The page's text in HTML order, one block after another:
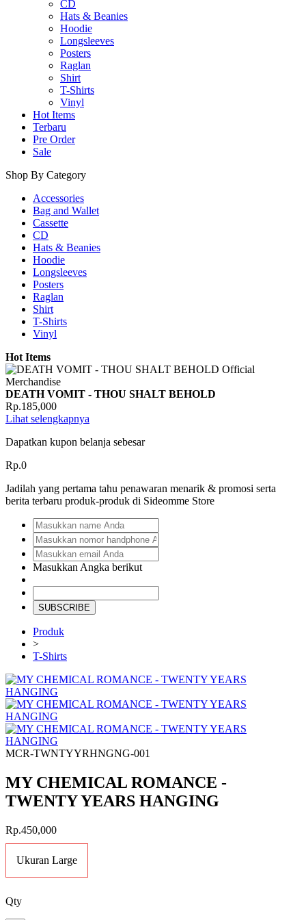
CD
Hats & Beanies
Hoodie
Longsleeves
Posters
Raglan
Shirt
T-Shirts
Vinyl
Hot Items
Terbaru
Pre Order
Sale
Shop By Category
Accessories
Bag and Wallet
Cassette
CD
Hats & Beanies
Hoodie
Longsleeves
Posters
Raglan
Shirt
T-Shirts
Vinyl
Hot Items
DEATH VOMIT - THOU SHALT BEHOLD
Rp.185,000
Lihat selengkapnya
Dapatkan kupon belanja sebesar
Rp.0
Jadilah yang pertama tahu penawaran menarik & promosi serta
berita terbaru produk-produk di Sideomme Store
Masukkan Angka berikut
SUBSCRIBE
Produk
>
T-Shirts
MCR-TWNTYYRHNGNG-001
MY CHEMICAL ROMANCE -
TWENTY YEARS HANGING
Rp.450,000
Ukuran Large
Qty